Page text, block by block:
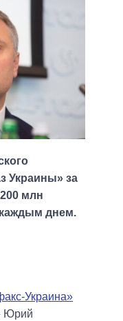
Украины» за
млн
днем.
Украина»
Юрий